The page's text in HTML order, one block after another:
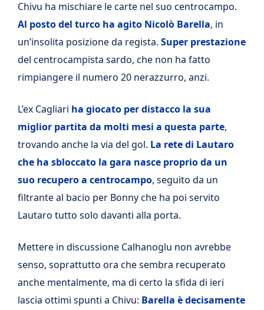
Chivu ha mischiare le carte nel suo centrocampo.
Al posto del turco ha agito Nicolò Barella, in
un’insolita posizione da regista. Super prestazione
del centrocampista sardo, che non ha fatto
rimpiangere il numero 20 nerazzurro, anzi.
L’ex Cagliari ha giocato per distacco la sua
miglior partita da molti mesi a questa parte,
trovando anche la via del gol. La rete di Lautaro
che ha sbloccato la gara nasce proprio da un
suo recupero a centrocampo, seguito da un
filtrante al bacio per Bonny che ha poi servito
Lautaro tutto solo davanti alla porta.
Mettere in discussione Calhanoglu non avrebbe
senso, soprattutto ora che sembra recuperato
anche mentalmente, ma di certo la sfida di ieri
lascia ottimi spunti a Chivu: Barella è decisamente